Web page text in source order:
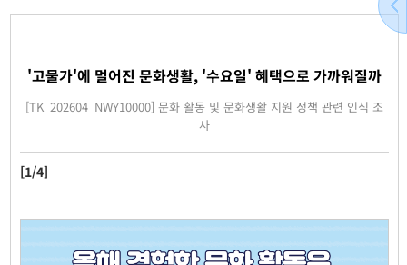
'고물가'에 멀어진 문화생활, '수요일' 혜택으로 가까워질까
[TK_202604_NWY10000] 문화 활동 및 문화생활 지원 정책 관련 인식 조
사
[1/4]